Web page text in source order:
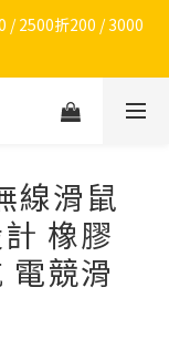
折200 / 3000折
/ 2500折200 / 3000
現折$300
折200 / 3000折
線滑鼠
橡膠
電競滑